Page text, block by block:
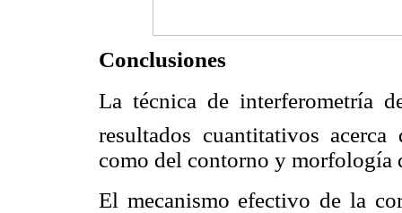
Conclusiones
La técnica de interferometría
resultados cuantitativos
como del contorno y morfología
El mecanismo efectivo de la